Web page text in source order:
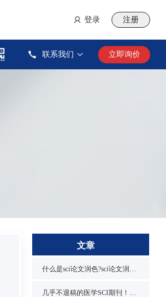
登录 注册
联系我们 立即询价
文章
什么是sci论文润色?sci论文润色必要吗？
几乎不退稿的医学SCI期刊！又快又水